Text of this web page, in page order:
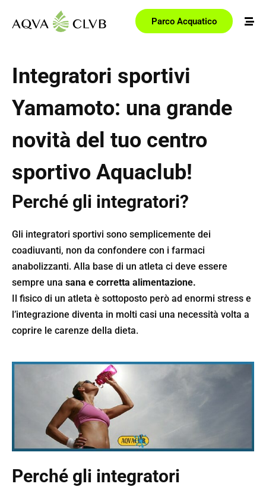
Parco Acquatico
Integratori sportivi
Yamamoto: una grande
novità del tuo centro
sportivo Aquaclub!
Perché gli integratori?
Gli integratori sportivi sono semplicemente dei
coadiuvanti, non da confondere con i farmaci
anabolizzanti. Alla base di un atleta ci deve essere
sempre una sana e corretta alimentazione.
Il fisico di un atleta è sottoposto però ad enormi stress e
l’integrazione diventa in molti casi una necessità volta a
coprire le carenze della dieta.
Perché gli integratori